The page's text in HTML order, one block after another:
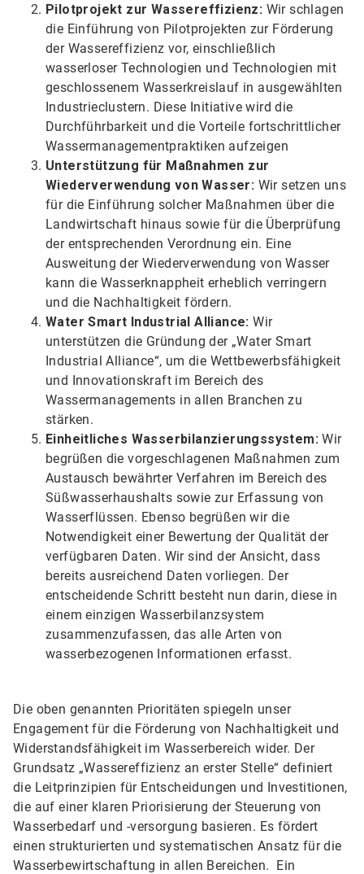
Pilotprojekt zur Wassereffizienz: Wir schlagen
die Einführung von Pilotprojekten zur Förderung
der Wassereffizienz vor, einschließlich
wasserloser Technologien und Technologien mit
geschlossenem Wasserkreislauf in ausgewählten
Industrieclustern. Diese Initiative wird die
Durchführbarkeit und die Vorteile fortschrittlicher
Wassermanagementpraktiken aufzeigen
Unterstützung für Maßnahmen zur
Wiederverwendung von Wasser: Wir setzen uns
für die Einführung solcher Maßnahmen über die
Landwirtschaft hinaus sowie für die Überprüfung
der entsprechenden Verordnung ein. Eine
Ausweitung der Wiederverwendung von Wasser
kann die Wasserknappheit erheblich verringern
und die Nachhaltigkeit fördern.
Water Smart Industrial Alliance: Wir
unterstützen die Gründung der „Water Smart
Industrial Alliance“, um die Wettbewerbsfähigkeit
und Innovationskraft im Bereich des
Wassermanagements in allen Branchen zu
stärken.
Einheitliches Wasserbilanzierungssystem: Wir
begrüßen die vorgeschlagenen Maßnahmen zum
Austausch bewährter Verfahren im Bereich des
Süßwasserhaushalts sowie zur Erfassung von
Wasserflüssen. Ebenso begrüßen wir die
Notwendigkeit einer Bewertung der Qualität der
verfügbaren Daten. Wir sind der Ansicht, dass
bereits ausreichend Daten vorliegen. Der
entscheidende Schritt besteht nun darin, diese in
einem einzigen Wasserbilanzsystem
zusammenzufassen, das alle Arten von
wasserbezogenen Informationen erfasst.
Die oben genannten Prioritäten spiegeln unser
Engagement für die Förderung von Nachhaltigkeit und
Widerstandsfähigkeit im Wasserbereich wider. Der
Grundsatz „Wassereffizienz an erster Stelle“ definiert
die Leitprinzipien für Entscheidungen und Investitionen,
die auf einer klaren Priorisierung der Steuerung von
Wasserbedarf und -versorgung basieren. Es fördert
einen strukturierten und systematischen Ansatz für die
Wasserbewirtschaftung in allen Bereichen. Ein